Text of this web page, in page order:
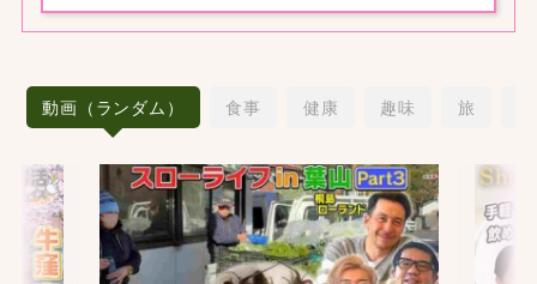
動画（ランダム） 食事 健康 趣味 旅